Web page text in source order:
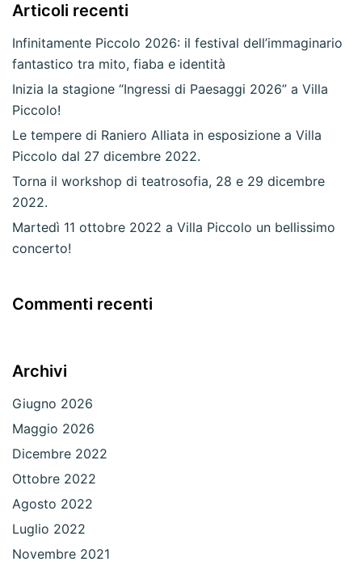
Articoli recenti
Infinitamente Piccolo 2026: il festival dell’immaginario
fantastico tra mito, fiaba e identità
Inizia la stagione “Ingressi di Paesaggi 2026” a Villa
Piccolo!
Le tempere di Raniero Alliata in esposizione a Villa
Piccolo dal 27 dicembre 2022.
Torna il workshop di teatrosofia, 28 e 29 dicembre
2022.
Martedì 11 ottobre 2022 a Villa Piccolo un bellissimo
concerto!
Commenti recenti
Archivi
Giugno 2026
Maggio 2026
Dicembre 2022
Ottobre 2022
Agosto 2022
Luglio 2022
Novembre 2021